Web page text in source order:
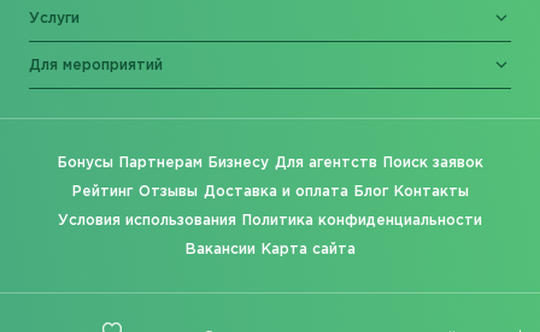
Услуги
Для мероприятий
Бонусы Партнерам Бизнесу Для агентств Поиск заявок
Рейтинг Отзывы Доставка и оплата Блог Контакты
Условия использования Политика конфиденциальности
Вакансии Карта сайта